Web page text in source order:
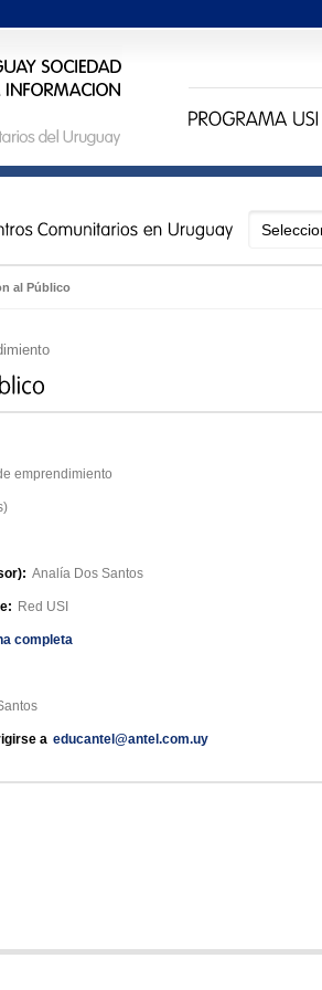
al Público
emprendimiento
Analía Dos Santos
Red USI
completa
a educantel@antel.com.uy